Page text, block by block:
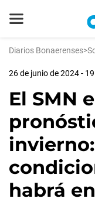
Diarios Bonaerenses>
26 de junio de 2024 -
El SMN
habrá